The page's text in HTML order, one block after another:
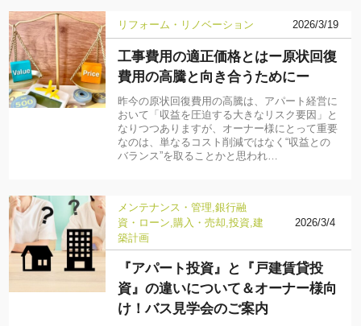
リフォーム・リノベーション 2026/3/19
工事費用の適正価格とはー原状回復
費用の高騰と向き合うためにー
昨今の原状回復費用の高騰は、アパート経営に
おいて「収益を圧迫する大きなリスク要因」と
なりつつありますが、オーナー様にとって重要
なのは、単なるコスト削減ではなく“収益との
バランス”を取ることかと思われ…
メンテナンス・管理 銀行融
資・ローン 購入・売却 投資 建
築計画
2026/3/4
『アパート投資』と『戸建賃貸投
資』の違いについて＆オーナー様向
け！バス見学会のご案内